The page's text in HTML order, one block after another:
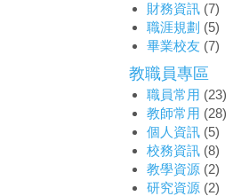
財務資訊 (7)
職涯規劃 (5)
畢業校友 (7)
教職員專區
職員常用 (23)
教師常用 (28)
個人資訊 (5)
校務資訊 (8)
教學資源 (2)
研究資源 (2)